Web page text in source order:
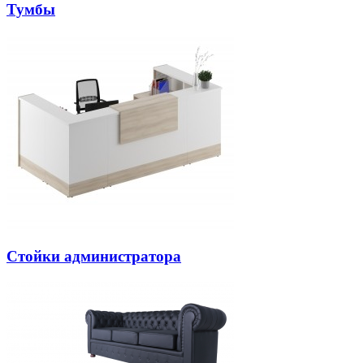
Тумбы
Стойки администратора